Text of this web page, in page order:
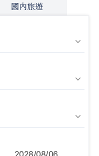
國內旅遊